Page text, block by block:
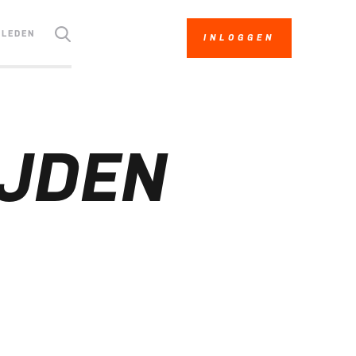
LEDEN INLOGGEN